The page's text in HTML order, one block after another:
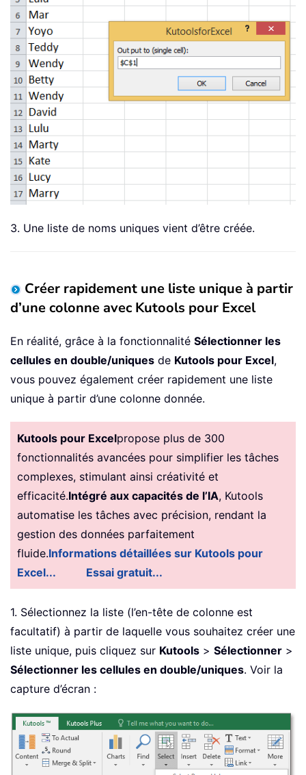
3. Une liste de noms uniques vient d’être créée.
Créer rapidement une liste unique à partir
d’une colonne avec Kutools pour Excel
En réalité, grâce à la fonctionnalité Sélectionner les
cellules en double/uniques de Kutools pour Excel,
vous pouvez également créer rapidement une liste
unique à partir d’une colonne donnée.
Kutools pour Excelpropose plus de 300
fonctionnalités avancées pour simplifier les tâches
complexes, stimulant ainsi créativité et
efficacité.Intégré aux capacités de l’IA, Kutools
automatise les tâches avec précision, rendant la
gestion des données parfaitement
fluide.Informations détaillées sur Kutools pour
Excel...
Essai gratuit...
1. Sélectionnez la liste (l’en-tête de colonne est
facultatif) à partir de laquelle vous souhaitez créer une
liste unique, puis cliquez sur Kutools > Sélectionner >
Sélectionner les cellules en double/uniques. Voir la
capture d’écran :